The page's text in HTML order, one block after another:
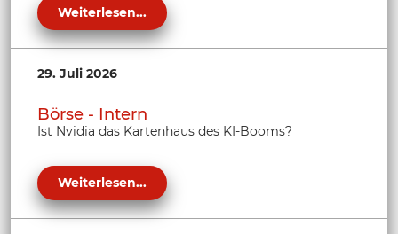
Weiterlesen...
29. Juli 2026
Börse - Intern
Ist Nvidia das Kartenhaus des KI-Booms?
Weiterlesen...